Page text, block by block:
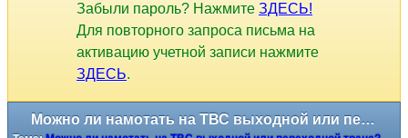
Забыли пароль? Нажмите ЗДЕСЬ!
Для повторного запроса письма на
активацию учетной записи нажмите
ЗДЕСЬ.
Можно ли намотать на ТВС выходной или переходной транс?